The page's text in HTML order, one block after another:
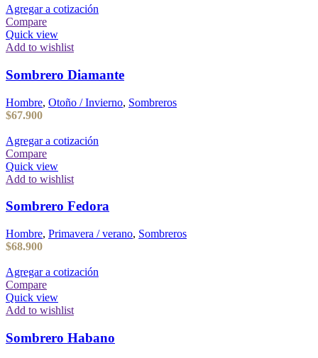
Agregar a cotización
Compare
Quick view
Add to wishlist
Sombrero Diamante
Hombre, Otoño / Invierno, Sombreros
$67.900
Agregar a cotización
Compare
Quick view
Add to wishlist
Sombrero Fedora
Hombre, Primavera / verano, Sombreros
$68.900
Agregar a cotización
Compare
Quick view
Add to wishlist
Sombrero Habano